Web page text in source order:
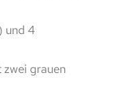
und 4
grauen